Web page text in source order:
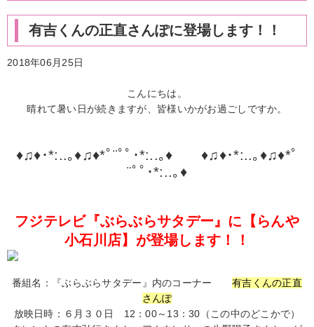
有吉くんの正直さんぽに登場します！！
2018年06月25日
こんにちは。
晴れて暑い日が続きますが、皆様いかがお過ごしですか。
♦♫♦･*:..｡♦♫♦*ﾟ¨ﾟﾟ･*:..｡♦ ♦♫♦･*:..｡♦♫♦*ﾟ
¨ﾟﾟ･*:..｡♦
フジテレビ『ぶらぶらサタデー』に【らんや
小石川店】が登場します！！
番組名：『ぶらぶらサタデー』内のコーナー有吉くんの正直
さんぽ
放映日時：６月３０日 12：00～13：30（この中のどこかで）